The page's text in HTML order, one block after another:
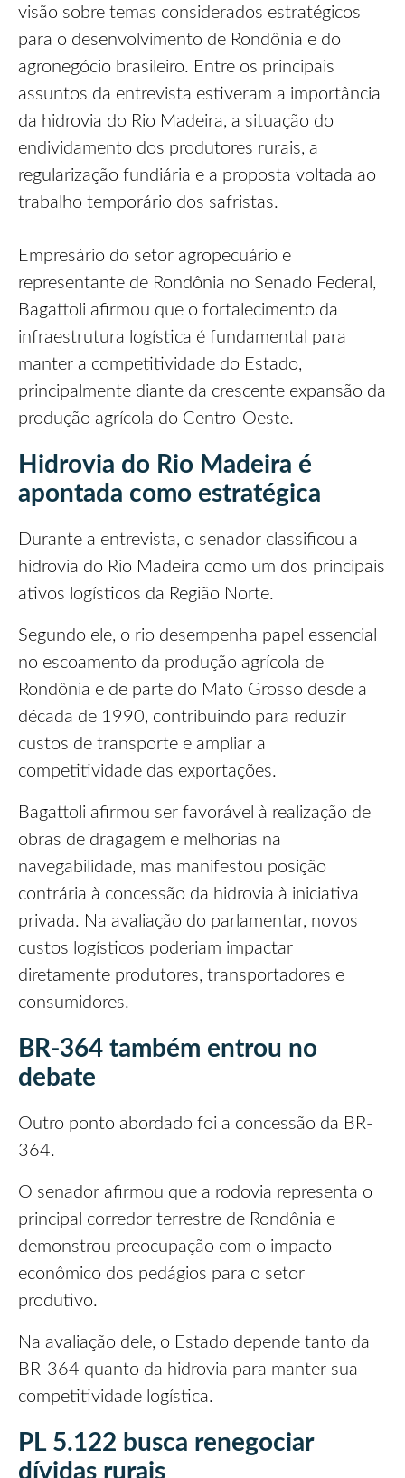
visão sobre temas considerados estratégicos
para o desenvolvimento de Rondônia e do
agronegócio brasileiro. Entre os principais
assuntos da entrevista estiveram a importância
da hidrovia do Rio Madeira, a situação do
endividamento dos produtores rurais, a
regularização fundiária e a proposta voltada ao
trabalho temporário dos safristas.
Empresário do setor agropecuário e
representante de Rondônia no Senado Federal,
Bagattoli afirmou que o fortalecimento da
infraestrutura logística é fundamental para
manter a competitividade do Estado,
principalmente diante da crescente expansão da
produção agrícola do Centro-Oeste.
Hidrovia do Rio Madeira é
apontada como estratégica
Durante a entrevista, o senador classificou a
hidrovia do Rio Madeira como um dos principais
ativos logísticos da Região Norte.
Segundo ele, o rio desempenha papel essencial
no escoamento da produção agrícola de
Rondônia e de parte do Mato Grosso desde a
década de 1990, contribuindo para reduzir
custos de transporte e ampliar a
competitividade das exportações.
Bagattoli afirmou ser favorável à realização de
obras de dragagem e melhorias na
navegabilidade, mas manifestou posição
contrária à concessão da hidrovia à iniciativa
privada. Na avaliação do parlamentar, novos
custos logísticos poderiam impactar
diretamente produtores, transportadores e
consumidores.
BR-364 também entrou no
debate
Outro ponto abordado foi a concessão da BR-
364.
O senador afirmou que a rodovia representa o
principal corredor terrestre de Rondônia e
demonstrou preocupação com o impacto
econômico dos pedágios para o setor
produtivo.
Na avaliação dele, o Estado depende tanto da
BR-364 quanto da hidrovia para manter sua
competitividade logística.
PL 5.122 busca renegociar
dívidas rurais